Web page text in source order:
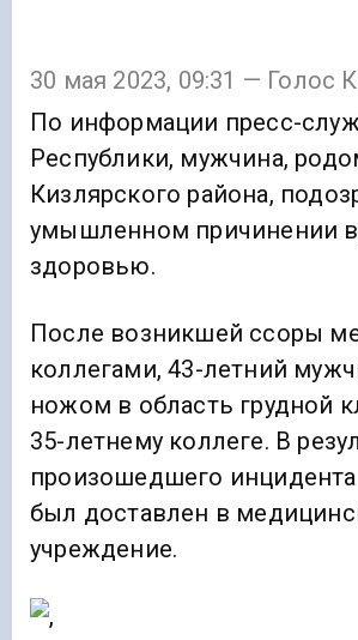
30 мая 2023, 09:31 — Голос
По информации пресс-
Республики, мужчина,
Кизлярского района,
умышленном причинении
здоровью.
После возникшей ссоры
коллегами, 43-летний
ножом в область грудной
35-летнему коллеге. В
произошедшего
был доставлен в
учреждение.